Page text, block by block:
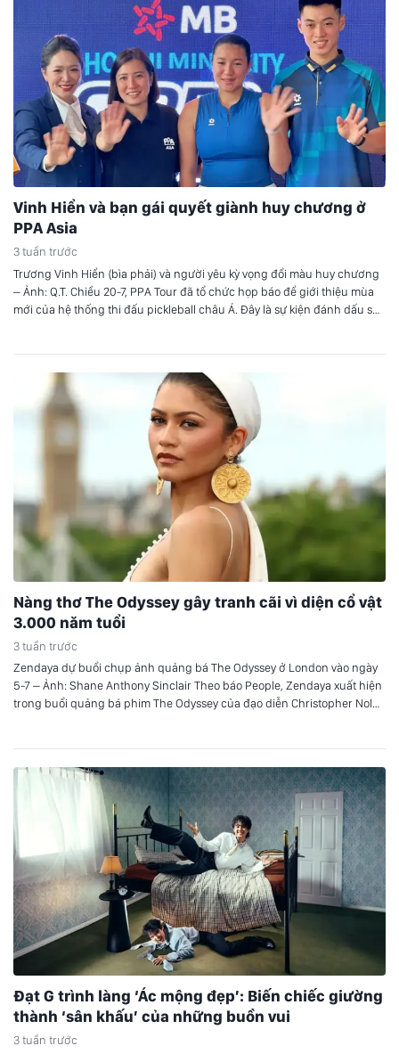
Vinh Hiển và bạn gái quyết giành huy chương ở
PPA Asia
3 tuần trước
Trương Vinh Hiển (bìa phải) và người yêu kỳ vọng đổi màu huy chương
– Ảnh: Q.T. Chiều 20-7, PPA Tour đã tổ chức họp báo để giới thiệu mùa
mới của hệ thống thi đấu pickleball châu Á. Đây là sự kiện đánh dấu sự
Nàng thơ The Odyssey gây tranh cãi vì diện cổ vật
3.000 năm tuổi
3 tuần trước
Zendaya dự buổi chụp ảnh quảng bá The Odyssey ở London vào ngày
5-7 – Ảnh: Shane Anthony Sinclair Theo báo People, Zendaya xuất hiện
trong buổi quảng bá phim The Odyssey của đạo diễn Christopher Nolan
Đạt G trình làng ‘Ác mộng đẹp’: Biến chiếc giường
thành ‘sân khấu’ của những buồn vui
3 tuần trước